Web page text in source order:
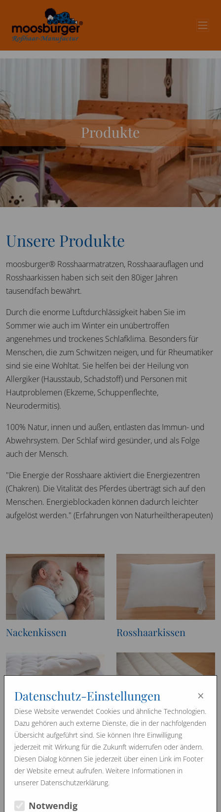
Produkte
Unsere Produkte
moosburger® Rosshaarmatratzen, Rosshaarauflagen und
Rosshaarkissen haben sich seit den 80iger Jahren
tausendfach bewährt.
Durch die enorme Luftdurchlässigkeit haben Sie im
Sommer wie auch im Winter ein unübertroffen
angenehmes und trockenes Schlafklima. Besonders für
Menschen, die zum Schwitzen neigen, und für Rheumatiker
sind sie eine Wohltat. Sie helfen bei der Heilung von
Allergiker (Hausstaub, Schadstoff) und Personen mit
Hautproblemen (Ekzeme, Schuppenflechte,
Neurodermitis).
100% Natur, innen und außen, entlasten das Immun- und
Abwehrsystem. Der Schlaf wird gesünder, und als Folge
auch der Mensch.
"Die Energie der Rosshaare aktiviert die Energiezentren
(Chakren). Die Vitalität des Pferdes überträgt sich auf den
Menschen. Energieblockaden können dadurch leichter
aufgelöst werden." (Erfahrungen von Naturheiltherapeuten)
Nackenkissen Rosshaarkissen
Rosshaarauflagen/-
topper
Rosshaarmatratzen
Datenschutz-Einstellungen ×
Diese Website verwendet Cookies und ähnliche Technologien.
Dazu gehören auch externe Dienste, die in der nachfolgenden
Übersicht aufgeführt sind. Sie können Ihre Einwilligung
jederzeit mit Wirkung für die Zukunft widerrufen oder ändern.
Diesen Dialog können Sie jederzeit über einen Link im Footer
der Website erneut aufrufen. Weitere Informationen in
unserer Datenschutzerklärung.
Notwendig